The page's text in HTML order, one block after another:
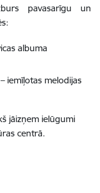
pavasarīgu un
albuma
iemīļotas melodijas
jāizņem ielūgumi
centrā.